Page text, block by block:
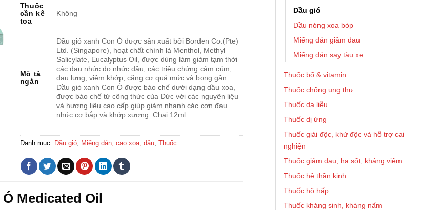
Dầu gió
Dầu nóng xoa bóp
Miếng dán giảm đau
Miếng dán say tàu xe
Thuốc bổ & vitamin
Thuốc chống ung thư
Thuốc da liễu
Thuốc dị ứng
Thuốc giải độc, khử độc và hỗ trợ cai
nghiện
Thuốc giảm đau, hạ sốt, kháng viêm
Thuốc hệ thần kinh
Thuốc hô hấp
Thuốc kháng sinh, kháng nấm
Thuốc
cần kê
toa
Không
Mô tả
ngắn
Dầu gió xanh Con Ó được sản xuất bởi Borden Co.(Pte)
Ltd. (Singapore), hoạt chất chính là Menthol, Methyl
Salicylate, Eucalyptus Oil, được dùng làm giảm tạm thời
các đau nhức do nhức đầu, các triệu chứng cảm cúm,
đau lưng, viêm khớp, căng cơ quá mức và bong gân.
Dầu gió xanh Con Ó được bào chế dưới dạng dầu xoa,
được bào chế từ công thức của Đức với các nguyên liệu
và hương liệu cao cấp giúp giảm nhanh các cơn đau
nhức cơ bắp và khớp xương. Chai 12ml.
Danh mục: Dầu gió, Miếng dán, cao xoa, dầu, Thuốc
Medicated Oil